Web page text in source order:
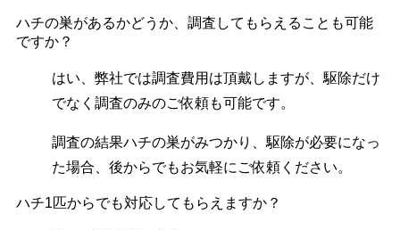
ハチの巣があるかどうか、調査してもらえることも可能
ですか？
はい、弊社では調査費用は頂戴しますが、駆除だけ
でなく調査のみのご依頼も可能です。
調査の結果ハチの巣がみつかり、駆除が必要になっ
た場合、後からでもお気軽にご依頼ください。
ハチ1匹からでも対応してもらえますか？